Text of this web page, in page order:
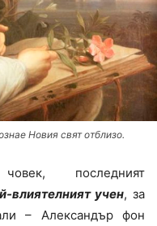
Новия свят отблизо.
последният
влиятелният учен, за
– Александър фон